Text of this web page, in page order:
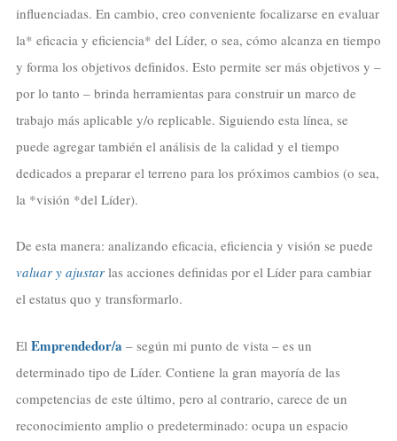
influenciadas. En cambio, creo conveniente focalizarse en evaluar
la* eficacia y eficiencia* del Líder, o sea, cómo alcanza en tiempo
y forma los objetivos definidos. Esto permite ser más objetivos y –
por lo tanto – brinda herramientas para construir un marco de
trabajo más aplicable y/o replicable. Siguiendo esta línea, se
puede agregar también el análisis de la calidad y el tiempo
dedicados a preparar el terreno para los próximos cambios (o sea,
la *visión *del Líder).
De esta manera: analizando eficacia, eficiencia y visión se puede
valuar y ajustarlas acciones definidas por el Líder para cambiar
el estatus quo y transformarlo.
El Emprendedor/a – según mi punto de vista – es un
determinado tipo de Líder. Contiene la gran mayoría de las
competencias de este último, pero al contrario, carece de un
reconocimiento amplio o predeterminado: ocupa un espacio